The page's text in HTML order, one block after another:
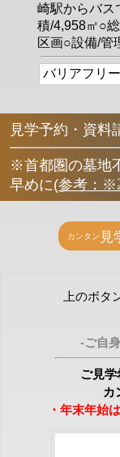
崎駅からバス
積/4,958㎡○
区画○設備/管
バリアフリー
見学予約・資料
※首都圏の墓地
早めに(参考：※
上のボタ
-ご自
ご見
カ
・年末年始